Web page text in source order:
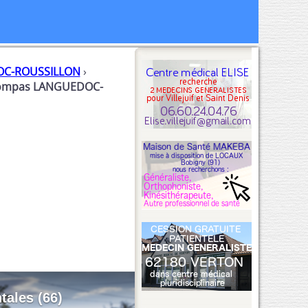
ROUSSILLON ›
LANGUEDOC-
(66)